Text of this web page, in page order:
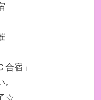
宿」
☆